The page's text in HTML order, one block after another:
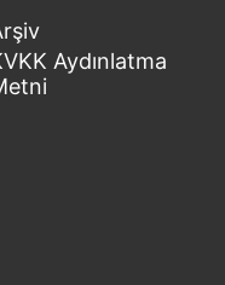
Aydınlatma